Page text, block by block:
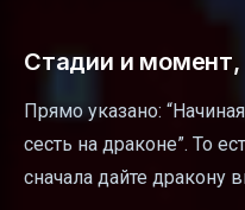
Стадии и момент,
Прямо указано:
сесть на драконе”. То
сначала дайте дракону